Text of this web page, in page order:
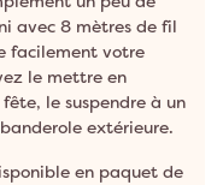
avec 8 mètres de fil
facilement votre
le mettre en
le suspendre à un
extérieure.
en paquet de